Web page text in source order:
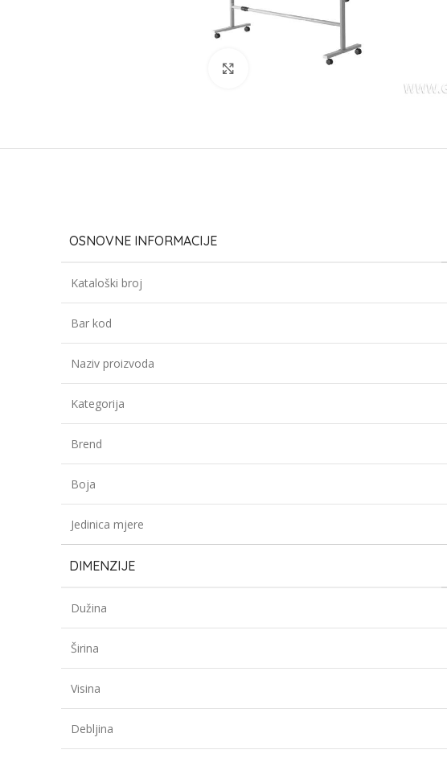
Click to enlarge
OSNOVNE INFORMACIJE
Kataloški broj
Bar kod
Naziv proizvoda
Kategorija
Brend
Boja
Jedinica mjere
DIMENZIJE
Dužina
Širina
Visina
Debljina